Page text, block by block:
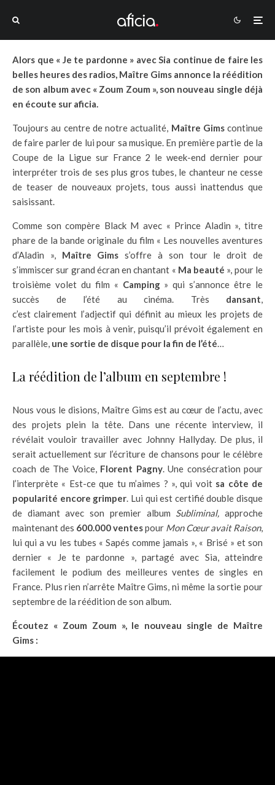
Alors que « Je te pardonne » avec Sia continue de faire les
belles heures des radios, Maître Gims annonce la réédition
de son album avec « Zoum Zoum », son nouveau single déjà
en écoute sur aficia.
Toujours au centre de notre actualité, Maître Gimscontinue
de faire parler de lui pour sa musique. En première partie de la
Coupe de la Ligue sur France 2 le week-end dernier pour
interpréter trois de ses plus gros tubes, le chanteur ne cesse
de teaser de nouveaux projets, tous aussi inattendus que
saisissant.
Comme son compère Black M avec « Prince Aladin », titre
phare de la bande originale du film « Les nouvelles aventures
d’Aladin », Maître Gims s’offre à son tour le droit de
s’immiscer sur grand écran en chantant « Ma beauté », pour le
troisième volet du film « Camping » qui s’annonce être le
succès de l’été au cinéma. Très dansant,
c’est clairement l’adjectif qui définit au mieux les projets de
l’artiste pour les mois à venir, puisqu’il prévoit également en
parallèle, une sortie de disque pour la fin de l’été…
La réédition de l’album en septembre !
Nous vous le disions, Maître Gims est au cœur de l’actu, avec
des projets plein la tête. Dans une récente interview, il
révélait vouloir travailler avec Johnny Hallyday. De plus, il
serait actuellement sur l’écriture de chansons pour le célèbre
coach de The Voice, Florent Pagny. Une consécration pour
l’interprète « Est-ce que tu m’aimes ? », qui voit sa côte de
popularité encore grimper. Lui qui est certifié double disque
de diamant avec son premier album Subliminal, approche
maintenant des 600.000 ventespour Mon Cœur avait Raison,
lui qui a vu les tubes « Sapés comme jamais », « Brisé » et son
dernier « Je te pardonne », partagé avec Sia, atteindre
facilement le podium des meilleures ventes de singles en
France. Plus rien n’arrête Maître Gims, ni même la sortie pour
septembre de la réédition de son album.
Écoutez « Zoum Zoum », le nouveau single de Maître
Gims :